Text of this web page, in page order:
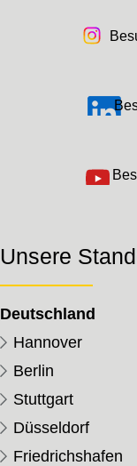
Unsere
Deutschland
Hannover
Berlin
Stuttgart
Düsseldorf
Friedrichshafen